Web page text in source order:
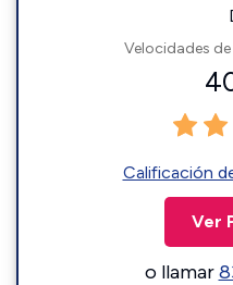
Velocidades
Calificación
Ver
o llamar